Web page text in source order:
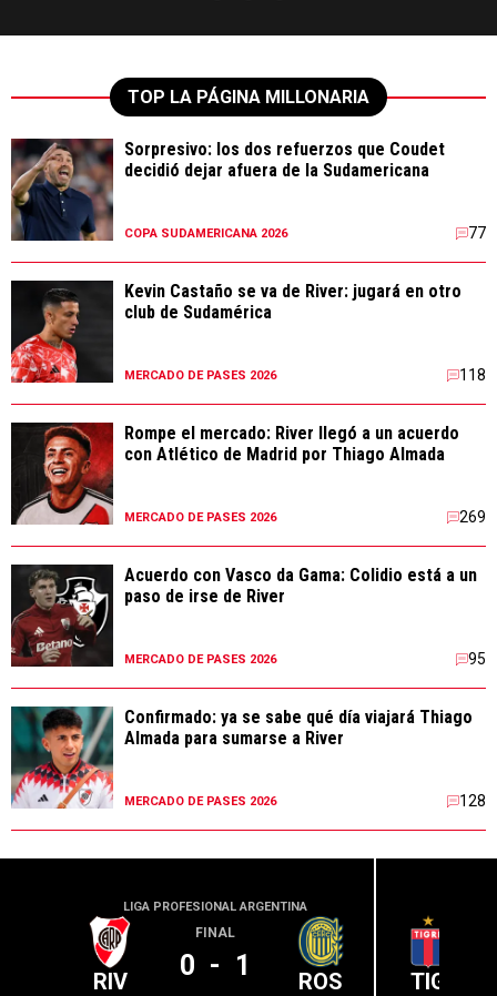
TOP LA PÁGINA MILLONARIA
Sorpresivo: los dos refuerzos que Coudet
decidió dejar afuera de la Sudamericana
COPA SUDAMERICANA 2026 77
Kevin Castaño se va de River: jugará en otro
club de Sudamérica
MERCADO DE PASES 2026 118
Rompe el mercado: River llegó a un acuerdo
con Atlético de Madrid por Thiago Almada
MERCADO DE PASES 2026 269
Acuerdo con Vasco da Gama: Colidio está a un
paso de irse de River
MERCADO DE PASES 2026 95
Confirmado: ya se sabe qué día viajará Thiago
Almada para sumarse a River
MERCADO DE PASES 2026 128
LIGA PROFESIONAL ARGENTINA
RIV
FINAL
0 - 1 ROS TIG